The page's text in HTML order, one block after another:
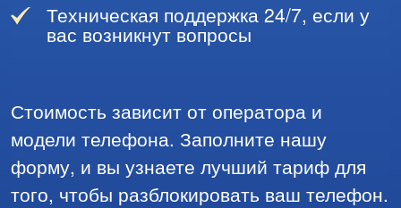
Техническая поддержка 24/7, если у
вас возникнут вопросы
Стоимость зависит от оператора и
модели телефона. Заполните нашу
форму, и вы узнаете лучший тариф для
того, чтобы разблокировать ваш телефон.